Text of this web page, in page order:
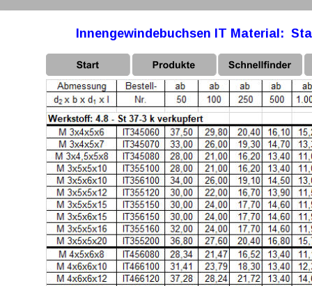
Innengewindebuchsen IT Material: